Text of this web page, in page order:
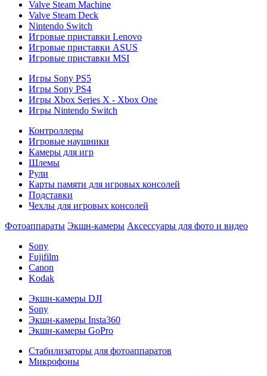
Valve Steam Machine
Valve Steam Deck
Nintendo Switch
Игровые приставки Lenovo
Игровые приставки ASUS
Игровые приставки MSI
Игры Sony PS5
Игры Sony PS4
Игры Xbox Series X - Xbox One
Игры Nintendo Switch
Контроллеры
Игровые наушники
Камеры для игр
Шлемы
Рули
Карты памяти для игровых консолей
Подставки
Чехлы для игровых консолей
Фотоаппараты Экшн-камеры Аксессуары для фото и видео
Sony
Fujifilm
Canon
Kodak
Экшн-камеры DJI
Sony
Экшн-камеры Insta360
Экшн-камеры GoPro
Стабилизаторы для фотоаппаратов
Микрофоны